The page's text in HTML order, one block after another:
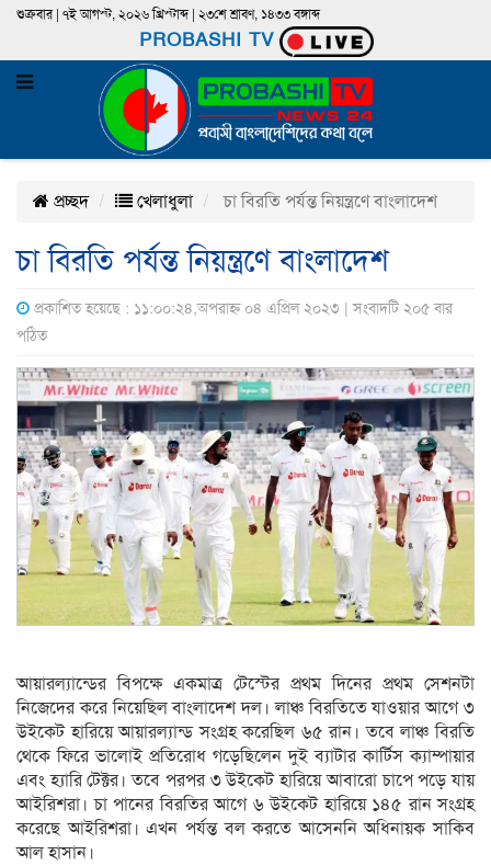
শুক্রবার | ৭ই আগস্ট, ২০২৬ খ্রিস্টাব্দ | ২৩শে শ্রাবণ, ১৪৩৩ বঙ্গাব্দ
PROBASHI TV
প্রচ্ছদ খেলাধুলা চা বিরতি পর্যন্ত নিয়ন্ত্রণে বাংলাদেশ
চা বিরতি পর্যন্ত নিয়ন্ত্রণে বাংলাদেশ
প্রকাশিত হয়েছে : ১১:০০:২৪,অপরাহ্ন ০৪ এপ্রিল ২০২৩ | সংবাদটি ২০৫ বার
পঠিত
আয়ারল্যান্ডের বিপক্ষে একমাত্র টেস্টের প্রথম দিনের প্রথম সেশনটা
নিজেদের করে নিয়েছিল বাংলাদেশ দল। লাঞ্চ বিরতিতে যাওয়ার আগে ৩
উইকেট হারিয়ে আয়ারল্যান্ড সংগ্রহ করেছিল ৬৫ রান। তবে লাঞ্চ বিরতি
থেকে ফিরে ভালোই প্রতিরোধ গড়েছিলেন দুই ব্যাটার কার্টিস ক্যাম্পায়ার
এবং হ্যারি টেক্টর। তবে পরপর ৩ উইকেট হারিয়ে আবারো চাপে পড়ে যায়
আইরিশরা। চা পানের বিরতির আগে ৬ উইকেট হারিয়ে ১৪৫ রান সংগ্রহ
করেছে আইরিশরা। এখন পর্যন্ত বল করতে আসেননি অধিনায়ক সাকিব
আল হাসান।